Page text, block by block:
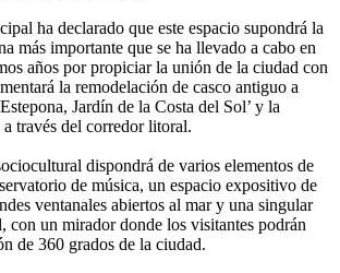
ha declarado que este espacio supondrá la
más importante que se ha llevado a cabo en
años por propiciar la unión de la ciudad con
la remodelación de casco antiguo a
Jardín de la Costa del Sol’ y la
través del corredor litoral.
dispondrá de varios elementos de
de música, un espacio expositivo de
ventanales abiertos al mar y una singular
con un mirador donde los visitantes podrán
de 360 grados de la ciudad.